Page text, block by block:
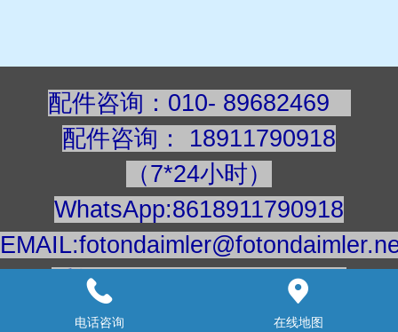
配件咨询：010- 89682469
配件咨询 ： 18911790918
（7*24小时）
WhatsApp:8618911790918
手机/微信：18911790918
建议用电脑浏览更清楚
电话咨询 在线地图